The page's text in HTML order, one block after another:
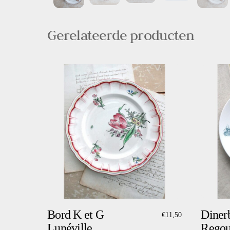
Gerelateerde producten
Bord K et G
€11,50